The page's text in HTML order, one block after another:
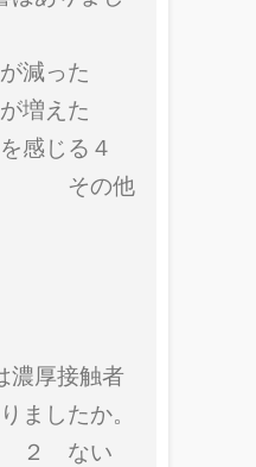
が減った
増えた
感じる４
その他
厚接触者
ましたか。
ない